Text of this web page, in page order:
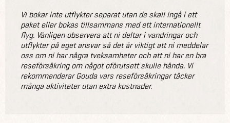
Vi bokar inte utflykter separat utan de skall ingå i ett
paket eller bokas tillsammans med ett internationellt
flyg. Vänligen observera att ni deltar i vandringar och
utflykter på eget ansvar så det är viktigt att ni meddelar
oss om ni har några tveksamheter och att ni har en bra
reseförsäkring om något oförutsett skulle hända. Vi
rekommenderar Gouda vars reseförsäkringar täcker
många aktiviteter utan extra kostnader.